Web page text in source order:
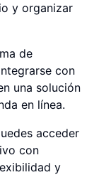
y organizar
de
con
una solución
en línea.
acceder
con
y